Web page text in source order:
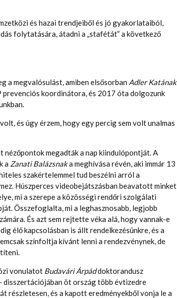
és hazai trendjeiből és jó gyakorlataiból,
folytatására, átadni a „stafétát” a következő
a megvalósulást, amiben elsősorban Adler Katának
prevenciós koordinátora, és 2017 óta dolgozunk
és úgy érzem, hogy egy percig sem volt unalmas
nézőpontok megadták a nap kiindulópontját. A
a Zanati Balázsnaka meghívása révén, aki immár 13
szakértelemmel tud beszélni arról a
Húszperces videobejátszásban beavatott minket
mi a szerepe a közösségi rendőri szolgálati
Összefoglalta, mi a leghasznosabb, legjobb
És azt sem rejtette véka alá, hogy vannak-e
élő kapcsolásban is állt rendelkezésünkre, és a
színfoltja kívánt lenni a rendezvénynek, de
vonulatot Budavári Árpáddoktorandusz
disszertációjában öt ország több évtizedre
és a kapott eredményekből vonja le a